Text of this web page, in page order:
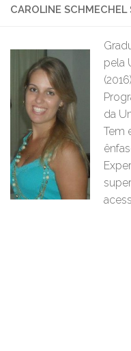
CAROLINE SCHMECHEL
pela
da
Tem